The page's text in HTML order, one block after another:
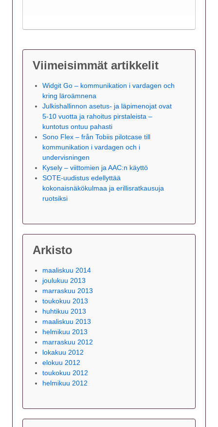
Viimeisimmät artikkelit
Widgit Go – kommunikation i vardagen och
kring läroämnena
Julkishallinnon asetus- ja läpimenojat ovat
5-10 vuotta ja rahoitus pirstaleista –
kuntotus ontuu pahasti
Sono Flex – från Tobiis pilotcase till
kommunikation i vardagen och i
undervisningen
Kysely – viittomien ja AAC:n käyttö
SOTE-uudistus edellyttää
kokonaisnäkökulmaa ja erillisratkausuja
ruotsiksi
Arkisto
maaliskuu 2014
joulukuu 2013
marraskuu 2013
toukokuu 2013
huhtikuu 2013
maaliskuu 2013
helmikuu 2013
marraskuu 2012
lokakuu 2012
elokuu 2012
toukokuu 2012
helmikuu 2012